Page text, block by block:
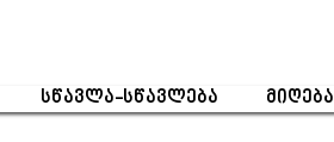
სწავლა-სწავლება მიღება